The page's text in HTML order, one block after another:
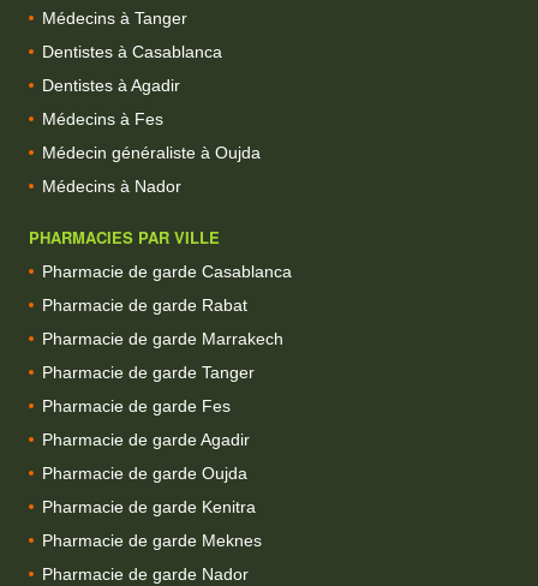
Médecins à Tanger
Dentistes à Casablanca
Dentistes à Agadir
Médecins à Fes
Médecin généraliste à Oujda
Médecins à Nador
PHARMACIES PAR VILLE
Pharmacie de garde Casablanca
Pharmacie de garde Rabat
Pharmacie de garde Marrakech
Pharmacie de garde Tanger
Pharmacie de garde Fes
Pharmacie de garde Agadir
Pharmacie de garde Oujda
Pharmacie de garde Kenitra
Pharmacie de garde Meknes
Pharmacie de garde Nador